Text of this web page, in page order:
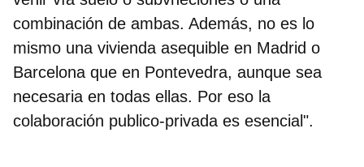
combinación de ambas. Además, no es lo
mismo una vivienda asequible en Madrid o
Barcelona que en Pontevedra, aunque sea
necesaria en todas ellas. Por eso la
colaboración publico-privada es esencial".